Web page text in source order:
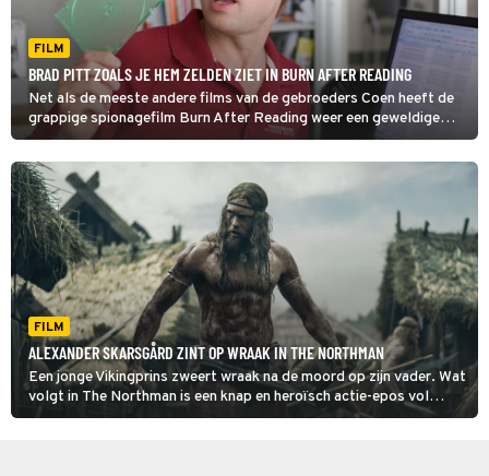
FILM
BRAD PITT ZOALS JE HEM ZELDEN ZIET IN BURN AFTER READING
Net als de meeste andere films van de gebroeders Coen heeft de
grappige spionagefilm Burn After Reading weer een geweldige
cast, met onder andere John Malkovich, Frances McDormand,
Tilda Swinton, George Clooney en Brad Pitt.
FILM
ALEXANDER SKARSGÅRD ZINT OP WRAAK IN THE NORTHMAN
Een jonge Vikingprins zweert wraak na de moord op zijn vader. Wat
volgt in The Northman is een knap en heroïsch actie-epos vol
sterren.